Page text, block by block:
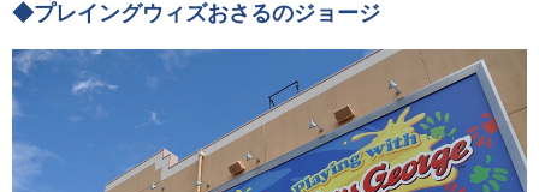
◆プレイングウィズおさるのジョージ